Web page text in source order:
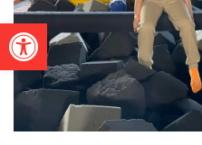
Otwórz pasek